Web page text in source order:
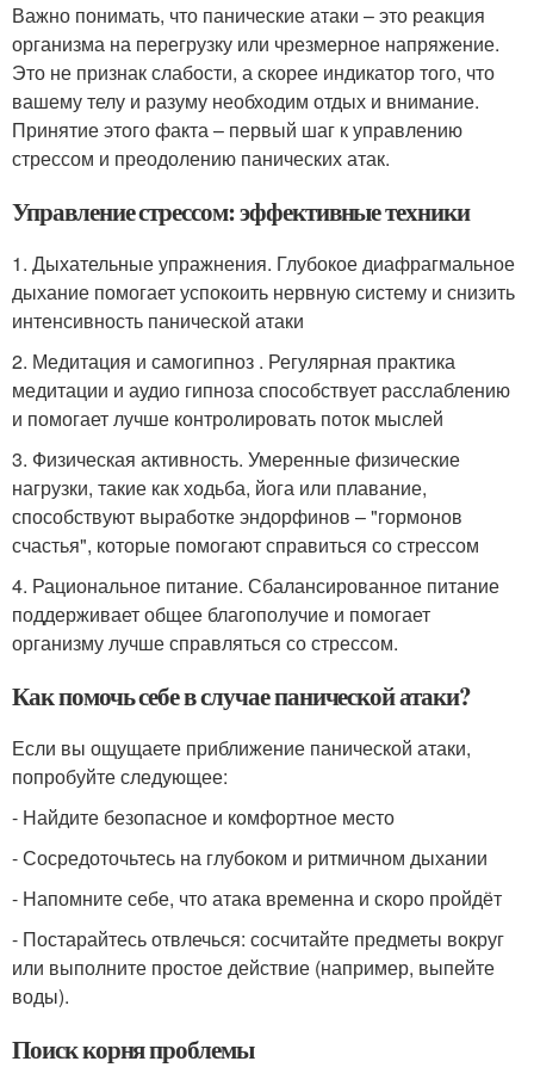
Важно понимать, что панические атаки – это реакция
организма на перегрузку или чрезмерное напряжение.
Это не признак слабости, а скорее индикатор того, что
вашему телу и разуму необходим отдых и внимание.
Принятие этого факта – первый шаг к управлению
стрессом и преодолению панических атак.
Управление стрессом: эффективные техники
1. Дыхательные упражнения. Глубокое диафрагмальное
дыхание помогает успокоить нервную систему и снизить
интенсивность панической атаки
2. Медитация и самогипноз . Регулярная практика
медитации и аудио гипноза способствует расслаблению
и помогает лучше контролировать поток мыслей
3. Физическая активность. Умеренные физические
нагрузки, такие как ходьба, йога или плавание,
способствуют выработке эндорфинов – "гормонов
счастья", которые помогают справиться со стрессом
4. Рациональное питание. Сбалансированное питание
поддерживает общее благополучие и помогает
организму лучше справляться со стрессом.
Как помочь себе в случае панической атаки?
Если вы ощущаете приближение панической атаки,
попробуйте следующее:
- Найдите безопасное и комфортное место
- Сосредоточьтесь на глубоком и ритмичном дыхании
- Напомните себе, что атака временна и скоро пройдёт
- Постарайтесь отвлечься: сосчитайте предметы вокруг
или выполните простое действие (например, выпейте
воды).
Поиск корня проблемы